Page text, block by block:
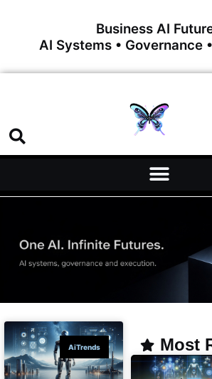
Business AI
AI Systems • Governance
AiTrends Most